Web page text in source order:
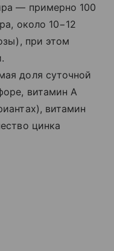
— примерно 100
около 10−12
при этом
доля суточной
витамин A
витамин
цинка